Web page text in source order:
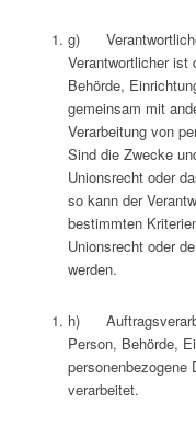
g)
Verantwortlicher ist
Behörde,
gemeinsam mit
Verarbeitung von
Sind die Zwecke
Unionsrecht oder
so kann der
bestimmten
Unionsrecht oder
werden.
h)
Person, Behörde,
personenbezogene
verarbeitet.